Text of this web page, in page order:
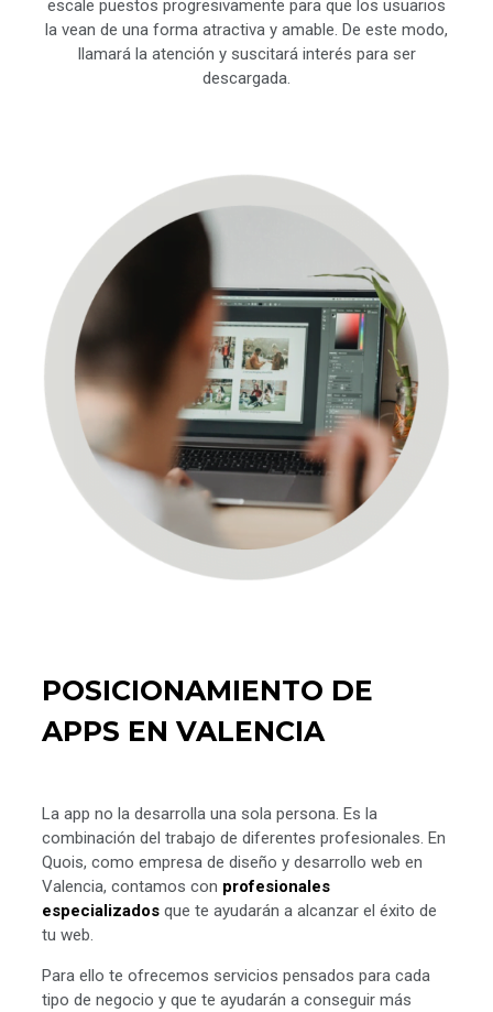
escale puestos progresivamente para que los usuarios
la vean de una forma atractiva y amable. De este modo,
llamará la atención y suscitará interés para ser
descargada.
POSICIONAMIENTO DE
APPS EN VALENCIA
La app no la desarrolla una sola persona. Es la
combinación del trabajo de diferentes profesionales. En
Quois, como empresa de diseño y desarrollo web en
Valencia, contamos con profesionales
especializados que te ayudarán a alcanzar el éxito de
tu web.
Para ello te ofrecemos servicios pensados para cada
tipo de negocio y que te ayudarán a conseguir más